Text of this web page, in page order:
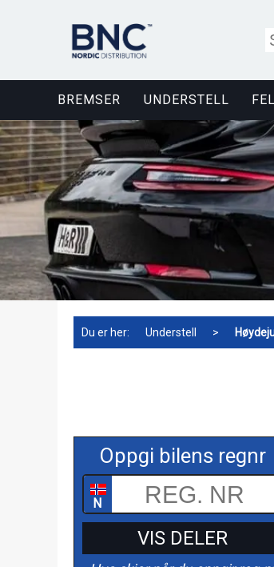
BREMSER UNDERSTELL
Du er her: Understell >
Oppgi bilens regnr
N
VIS DELER